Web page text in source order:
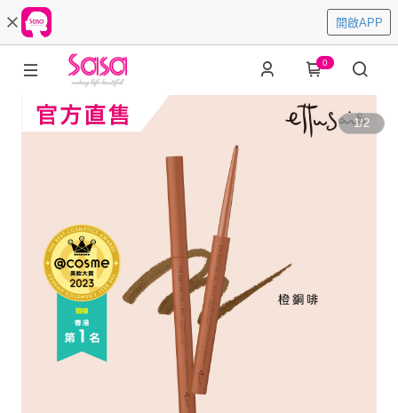
開啟APP
0
1/2